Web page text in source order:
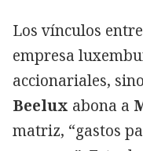
Los vínculos
empresa
accionariales,
Beelux abona a
matriz, “gastos